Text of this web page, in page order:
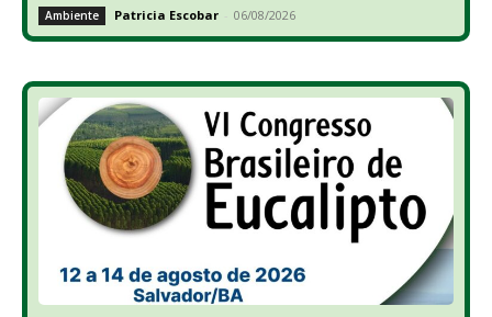
Ambiente Patricia Escobar - 06/08/2026